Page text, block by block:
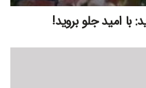
با امید جلو بروید!